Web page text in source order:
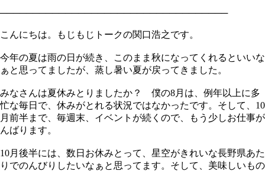
───────────────────────────────────
こんにちは。もじもじトークの関口浩之です。
今年の夏は雨の日が続き、このまま秋になってくれるといいな
ぁと思ってましたが、蒸し暑い夏が戻ってきました。
みなさんは夏休みとりましたか？ 僕の8月は、例年以上に多
忙な毎日で、休みがとれる状況ではなかったです。そして、10
月前半まで、毎週末、イベントが続くので、もう少しお仕事が
んばります。
10月後半には、数日お休みとって、星空がきれいな長野県あた
りでのんびりしたいなぁと思ってます。そして、美味しいもの